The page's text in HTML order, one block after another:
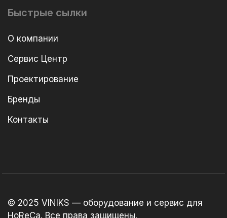
Быстрые сылки
О компании
Сервис Центр
Проектирование
Бренды
Контакты
© 2025 VINIKS — оборудование и сервис для
HoReCa. Все права защищены.